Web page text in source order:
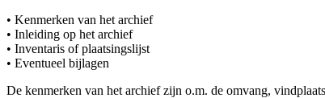
• Kenmerken van het archief
• Inleiding op het archief
• Inventaris of plaatsingslijst
• Eventueel bijlagen
De kenmerken van het archief zijn o.m. de omvang,